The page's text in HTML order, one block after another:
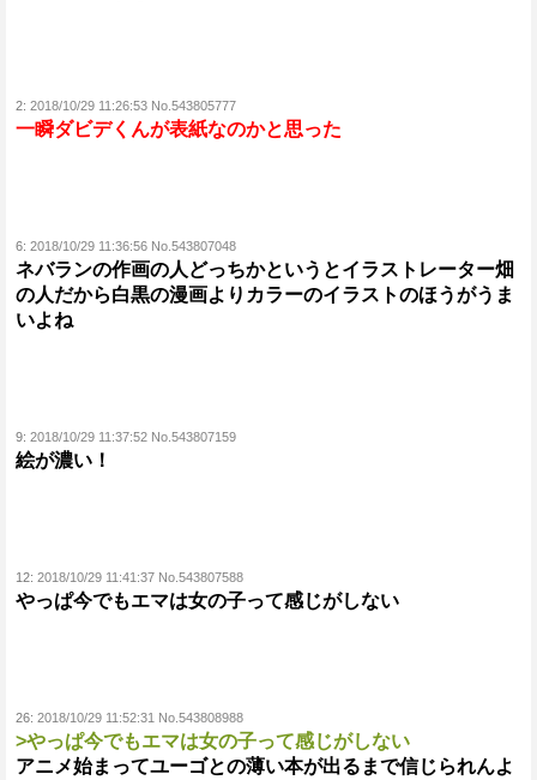
2: 2018/10/29 11:26:53 No.543805777
一瞬ダビデくんが表紙なのかと思った
6: 2018/10/29 11:36:56 No.543807048
ネバランの作画の人どっちかというとイラストレーター畑
の人だから白黒の漫画よりカラーのイラストのほうがうま
いよね
9: 2018/10/29 11:37:52 No.543807159
絵が濃い！
12: 2018/10/29 11:41:37 No.543807588
やっぱ今でもエマは女の子って感じがしない
26: 2018/10/29 11:52:31 No.543808988
>やっぱ今でもエマは女の子って感じがしない
アニメ始まってユーゴとの薄い本が出るまで信じられんよ